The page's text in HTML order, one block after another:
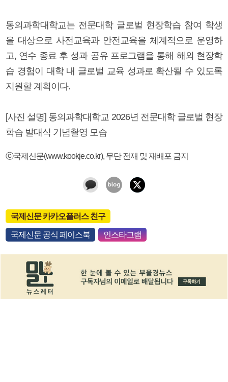
동의과학대학교는 전문대학 글로벌 현장학습 참여 학생
을 대상으로 사전교육과 안전교육을 체계적으로 운영하
고, 연수 종료 후 성과 공유 프로그램을 통해 해외 현장학
습 경험이 대학 내 글로벌 교육 성과로 확산될 수 있도록
지원할 계획이다.
[사진 설명] 동의과학대학교 2026년 전문대학 글로벌 현장
학습 발대식 기념촬영 모습
ⓒ국제신문(www.kookje.co.kr), 무단 전재 및 재배포 금지
국제신문 카카오플러스 친구
국제신문 공식 페이스북 인스타그램